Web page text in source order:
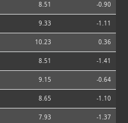
8.51 -0.90
9.33 -1.11
10.23 0.36
8.51 -1.41
9.15 -0.64
8.65 -1.10
7.93 -1.37